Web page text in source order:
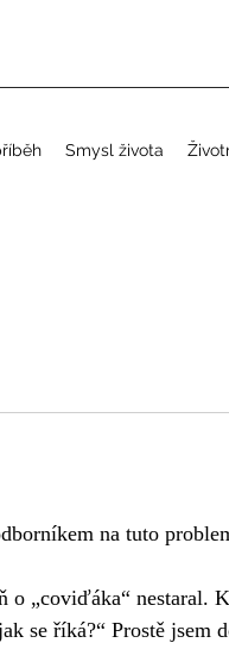
Smysl života
na tuto
o „coviďáka“ nestaral.
se říká?“ Prostě jsem